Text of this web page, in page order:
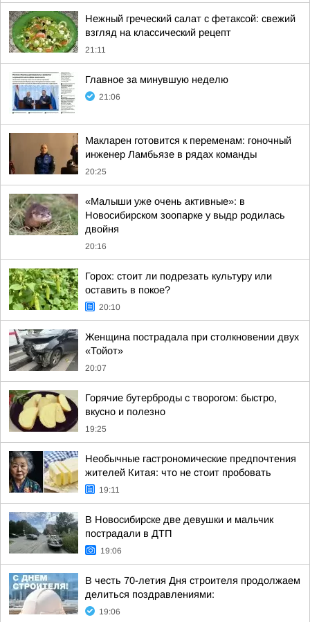
Нежный греческий салат с фетаксой: свежий
взгляд на классический рецепт
21:11
Главное за минувшую неделю
21:06
Макларен готовится к переменам: гоночный
инженер Ламбьязе в рядах команды
20:25
«Малыши уже очень активные»: в
Новосибирском зоопарке у выдр родилась
двойня
20:16
Горох: стоит ли подрезать культуру или
оставить в покое?
20:10
Женщина пострадала при столкновении двух
«Тойот»
20:07
Горячие бутерброды с творогом: быстро,
вкусно и полезно
19:25
Необычные гастрономические предпочтения
жителей Китая: что не стоит пробовать
19:11
В Новосибирске две девушки и мальчик
пострадали в ДТП
19:06
В честь 70-летия Дня строителя продолжаем
делиться поздравлениями:
19:06